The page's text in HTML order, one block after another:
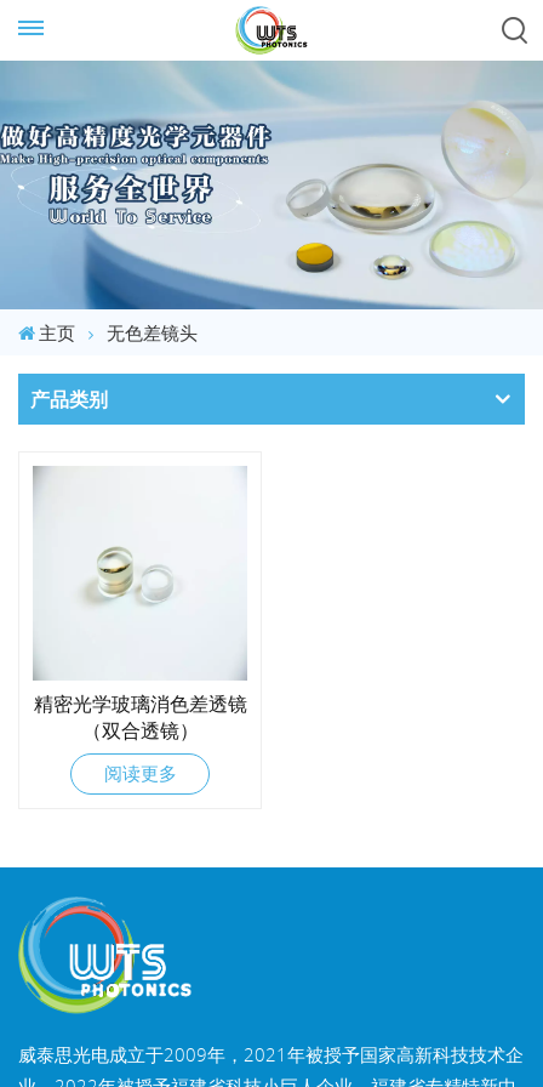
主页 无色差镜头
产品类别
精密光学玻璃消色差透镜
（双合透镜）
阅读更多
威泰思光电成立于2009年，2021年被授予国家高新科技技术企